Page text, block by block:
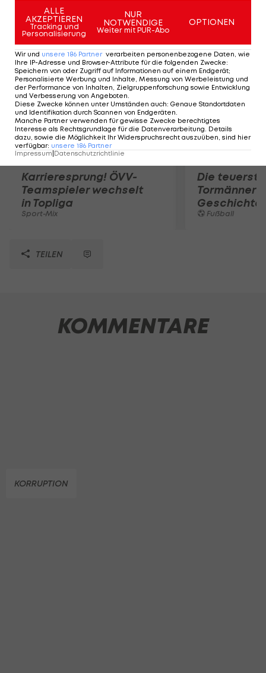
Verdacht, rund 650.000 Euro veruntreut zu haben.
Mehr zum Thema
Karrieresprung! ÖVV-
Teamspieler wechselt
in Topliga
Sport-Mix
Die
Tormänner
Geschichte
Fußball
TEILEN
KOMMENTARE
KORRUPTION
ALLE
AKZEPTIEREN
Tracking und
Personalisierung
NUR
NOTWENDIGE
Weiter mit PUR-Abo
OPTIONEN
Wir und unsere 186 Partner verarbeiten personenbezogene Daten, wie
Ihre IP-Adresse und Browser-Attribute für die folgenden Zwecke:
Speichern von oder Zugriff auf Informationen auf einem Endgerät;
Personalisierte Werbung und Inhalte, Messung von Werbeleistung und
der Performance von Inhalten, Zielgruppenforschung sowie Entwicklung
und Verbesserung von Angeboten.
Diese Zwecke können unter Umständen auch: Genaue Standortdaten
und Identifikation durch Scannen von Endgeräten.
Manche Partner verwenden für gewisse Zwecke berechtigtes
Interesse als Rechtsgrundlage für die Datenverarbeitung. Details
dazu, sowie die Möglichkeit Ihr Widerspruchsrecht auszuüben, sind hier
verfügbar: unsere 186 Partner
Impressum Datenschutzrichtlinie